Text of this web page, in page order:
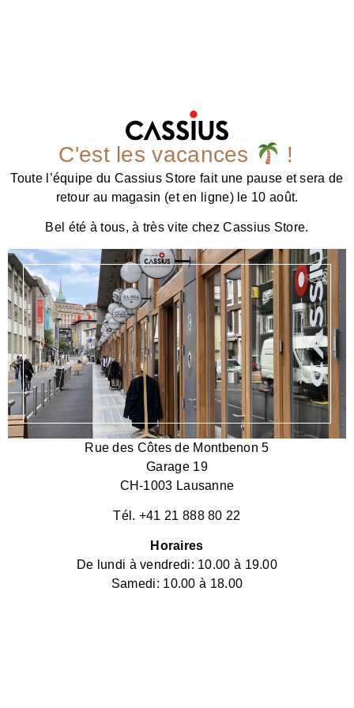
C'est les vacances !
Toute l’équipe du Cassius Store fait une pause et sera de
retour au magasin (et en ligne) le 10 août.
Bel été à tous, à très vite chez Cassius Store.
Rue des Côtes de Montbenon 5
Garage 19
CH-1003 Lausanne
Tél. +41 21 888 80 22
Horaires
De lundi à vendredi: 10.00 à 19.00
Samedi: 10.00 à 18.00